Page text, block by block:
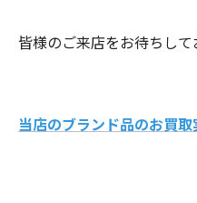
皆様のご来店をお待ちして
当店のブランド品のお買